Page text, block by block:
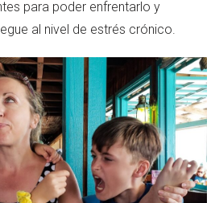
para poder enfrentarlo y
al nivel de estrés crónico.